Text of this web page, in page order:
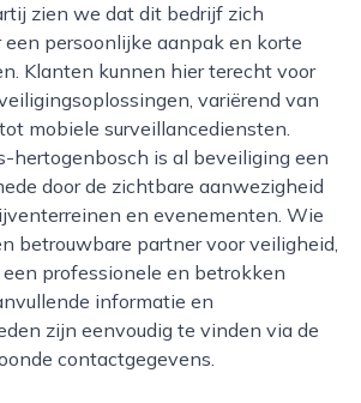
zien we dat dit bedrijf zich
een persoonlijke aanpak en korte
Klanten kunnen hier terecht voor
variërend van
mobiele surveillancediensten.
hertogenbosch is al beveiliging een
door de zichtbare aanwezigheid
en evenementen. Wie
betrouwbare partner voor veiligheid,
professionele en betrokken
informatie en
zijn eenvoudig te vinden via de
contactgegevens.